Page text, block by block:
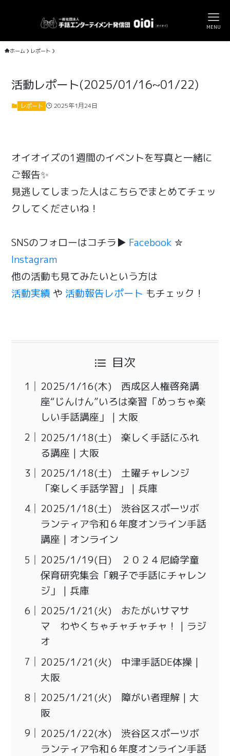
MENU
ホーム レポート
活動レポート(2025/01/16~01/22)
レポート 2025年1月24日
オイオイズの1週間のイベントを写真と一緒に
ご報告✨
見逃してしまった人はこちらでまとめてチェッ
クしてくださいね！
SNSのフォローはコチラ▶ Facebook ✮
Instagram
他の活動も見てみたいという方は
活動実績 や 活動報告レポート もチェック！
目次
2025/1/16(木) 西成区人権啓発講
座“じんけん”いろは楽習「めっちゃ楽
しい手話講座」｜大阪
2025/1/18(土) 楽しく手話にふれ
る講座｜大阪
2025/1/18(土) 土曜チャレンジ
「楽しく手話学習」｜兵庫
2025/1/18(土) 渋谷区スポーツボ
ランティア令和６年度オンライン手話
講座｜オンライン
2025/1/19(日) ２０２４尼崎学童
保育研究集会「親子で手話にチャレン
ジ」｜兵庫
2025/1/21(火) おたがいサマサ
マ わやくちゃチャチャチャ！｜ラジ
オ
2025/1/21(火) 中津手話DE体操｜
大阪
2025/1/21(火) 障がい者理解｜大
阪
2025/1/22(水) 渋谷区スポーツボ
ランティア令和６年度オンライン手話